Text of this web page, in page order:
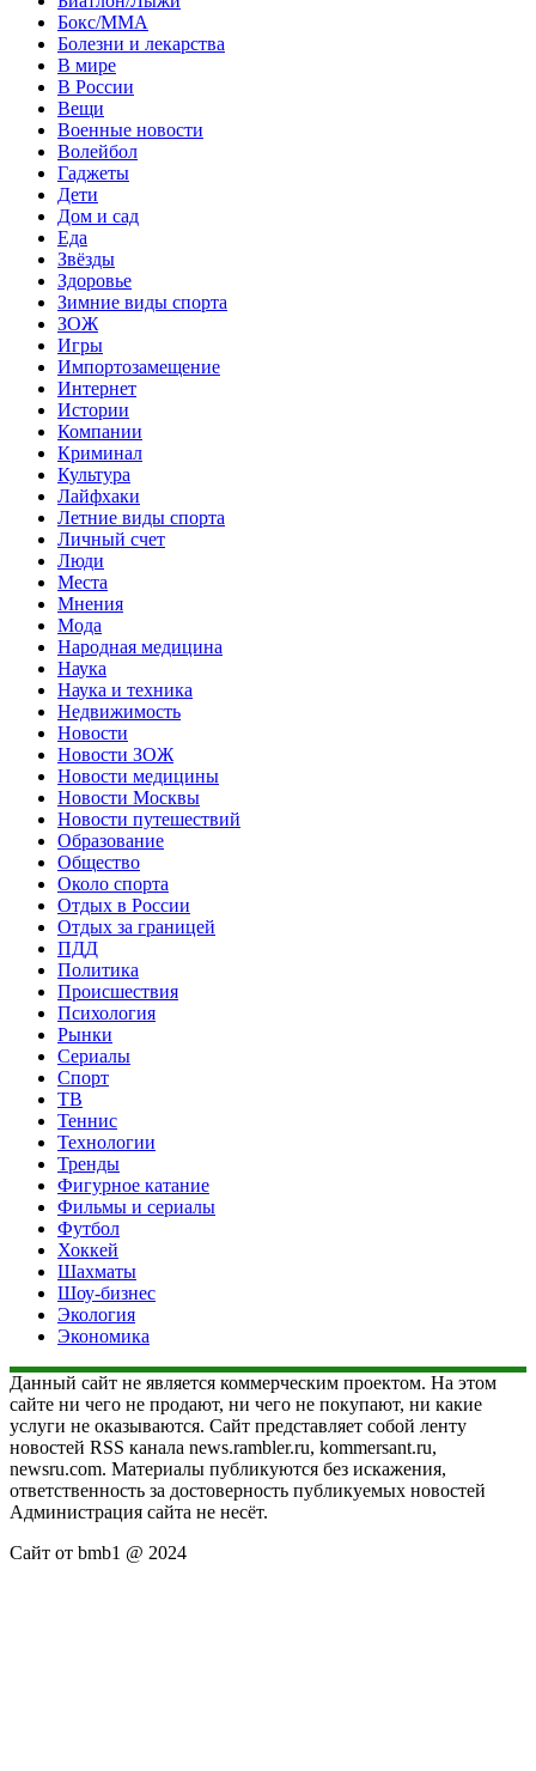
Бокс/MMA
Болезни и лекарства
В мире
В России
Вещи
Военные новости
Волейбол
Гаджеты
Дети
Дом и сад
Еда
Звёзды
Здоровье
Зимние виды спорта
ЗОЖ
Игры
Импортозамещение
Интернет
Истории
Компании
Криминал
Культура
Лайфхаки
Летние виды спорта
Личный счет
Люди
Места
Мнения
Мода
Народная медицина
Наука
Наука и техника
Недвижимость
Новости
Новости ЗОЖ
Новости медицины
Новости Москвы
Новости путешествий
Образование
Общество
Около спорта
Отдых в России
Отдых за границей
ПДД
Политика
Происшествия
Психология
Рынки
Сериалы
Спорт
ТВ
Теннис
Технологии
Тренды
Фигурное катание
Фильмы и сериалы
Футбол
Хоккей
Шахматы
Шоу-бизнес
Экология
Экономика
Данный сайт не является коммерческим проектом. На этом
сайте ни чего не продают, ни чего не покупают, ни какие
услуги не оказываются. Сайт представляет собой ленту
новостей RSS канала news.rambler.ru, kommersant.ru,
newsru.com. Материалы публикуются без искажения,
ответственность за достоверность публикуемых новостей
Администрация сайта не несёт.
Сайт от bmb1 @ 2024